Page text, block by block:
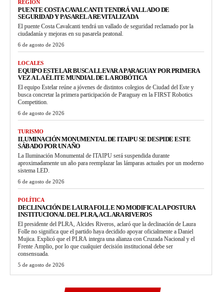
REGIÓN
PUENTE COSTA CAVALCANTI TENDRÁ VALLADO DE
SEGURIDAD Y PASARELA REVITALIZADA
El puente Costa Cavalcanti tendrá un vallado de seguridad reclamado por la
ciudadanía y mejoras en su pasarela peatonal.
6 de agosto de 2026
LOCALES
EQUIPO ESTELAR BUSCA LLEVAR A PARAGUAY POR PRIMERA
VEZ A LA ÉLITE MUNDIAL DE LA ROBÓTICA
El equipo Estelar reúne a jóvenes de distintos colegios de Ciudad del Este y
busca concretar la primera participación de Paraguay en la FIRST Robotics
Competition.
6 de agosto de 2026
TURISMO
ILUMINACIÓN MONUMENTAL DE ITAIPU SE DESPIDE ESTE
SÁBADO POR UN AÑO
La Iluminación Monumental de ITAIPU será suspendida durante
aproximadamente un año para reemplazar las lámparas actuales por un moderno
sistema LED.
6 de agosto de 2026
POLÍTICA
DECLINACIÓN DE LAURA FOLLE NO MODIFICA LA POSTURA
INSTITUCIONAL DEL PLRA, ACLARA RIVEROS
El presidente del PLRA, Alcides Riveros, aclaró que la declinación de Laura
Folle no significa que el partido haya decidido apoyar oficialmente a Daniel
Mujica. Explicó que el PLRA integra una alianza con Cruzada Nacional y el
Frente Amplio, por lo que cualquier decisión institucional debe ser
consensuada.
5 de agosto de 2026